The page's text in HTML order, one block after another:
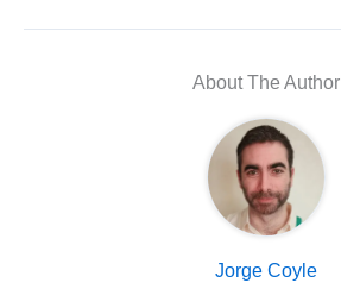
About The Author
Jorge Coyle